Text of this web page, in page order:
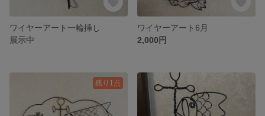
ワイヤーアート一輪挿し
展示中
ワイヤーアート6月
2,000円
残り1点